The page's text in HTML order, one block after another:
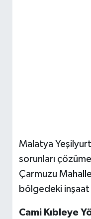
Malatya
sorunları
Çarmuzu
bölgedeki inşaat
Cami Kıbleye